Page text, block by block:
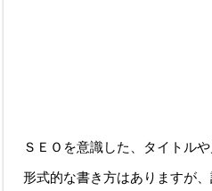
ＳＥＯを意識した、タイトル
形式的な書き方はありますが、